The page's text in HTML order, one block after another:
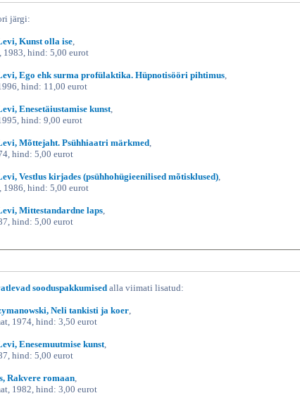
järgi:
Kunst olla ise
1983, hind: 5,00 eurot
Ego ehk surma profülaktika. Hüpnotisööri pihtimus
hind: 11,00 eurot
Enesetäiustamise kunst
hind: 9,00 eurot
Mõttejaht. Psühhiaatri märkmed
hind: 5,00 eurot
Vestlus kirjades (psühhohügieenilised mõtisklused)
1986, hind: 5,00 eurot
Mittestandardne laps
hind: 5,00 eurot
sooduspakkumisedalla viimati lisatud:
Neli tankisti ja koer
1974, hind: 3,50 eurot
Enesemuutmise kunst
hind: 5,00 eurot
Rakvere romaan
1982, hind: 3,00 eurot